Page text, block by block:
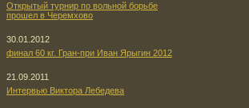
Открытый турнир по вольной борьбе
прошел в Черемхово
30.01.2012
финал 60 кг. Гран-при Иван Ярыгин 2012
21.09.2011
Интервью Виктора Лебедева